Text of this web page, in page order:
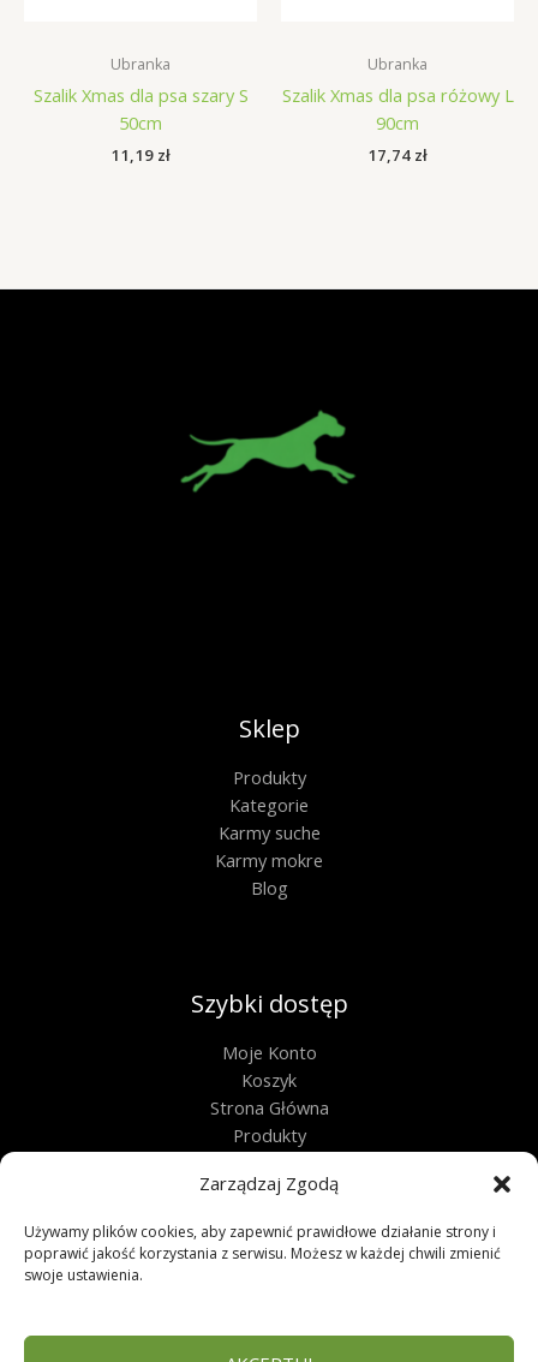
Zarządzaj Zgodą
Używamy plików cookies, aby zapewnić prawidłowe działanie strony i
poprawić jakość korzystania z serwisu. Możesz w każdej chwili zmienić
swoje ustawienia.
Ubranka
Szalik Xmas dla psa szary S
50cm
11,19 zł
Ubranka
Szalik Xmas dla psa różowy L
90cm
17,74 zł
Sklep
Produkty
Kategorie
Karmy suche
Karmy mokre
Blog
Szybki dostęp
Moje Konto
Koszyk
Strona Główna
Produkty
Regulamin
Zwroty